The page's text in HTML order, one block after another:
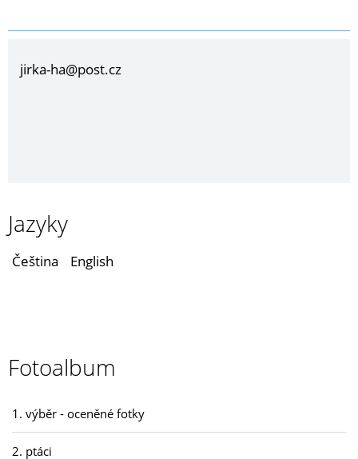
jirka-ha@post.cz
Jazyky
Čeština English
Fotoalbum
1. výběr - oceněné fotky
2. ptáci